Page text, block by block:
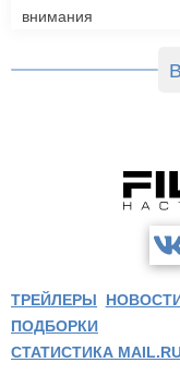
внимания
ТРЕЙЛЕРЫ
ПОДБОРКИ
СТАТИСТИКА